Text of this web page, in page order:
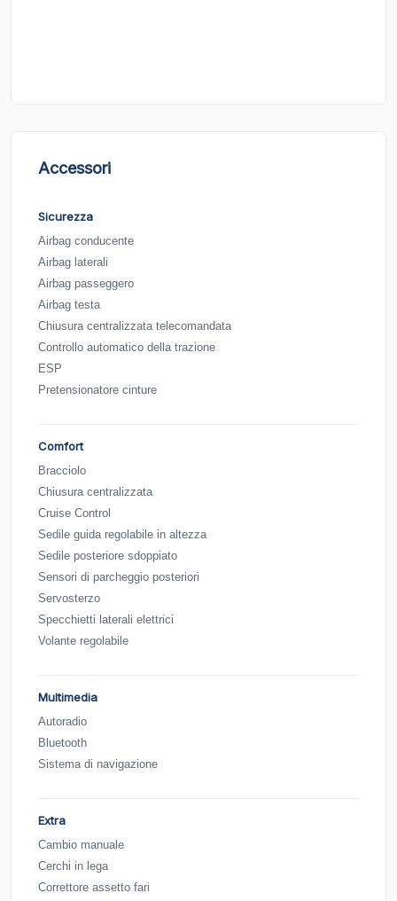
Accessori
Sicurezza
Airbag conducente
Airbag laterali
Airbag passeggero
Airbag testa
Chiusura centralizzata telecomandata
Controllo automatico della trazione
ESP
Pretensionatore cinture
Comfort
Bracciolo
Chiusura centralizzata
Cruise Control
Sedile guida regolabile in altezza
Sedile posteriore sdoppiato
Sensori di parcheggio posteriori
Servosterzo
Specchietti laterali elettrici
Volante regolabile
Multimedia
Autoradio
Bluetooth
Sistema di navigazione
Extra
Cambio manuale
Cerchi in lega
Correttore assetto fari